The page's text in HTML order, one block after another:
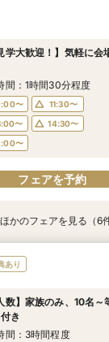
イ＆沖縄 ウェディン
〜
フェアを予約
請求随時承り中！】
〜
フェアを予約
学大歓迎！】気軽に
〜
〜
14:30〜
〜
フェアを予約
ペル重視の方向け】
〜
〜
14:30〜
〜
フェアを予約
学大歓迎！】気軽に
間：1時間30分程度
〜
11:30〜
〜
14:30〜
〜
フェアを予約
あり
おススメ♪】来館特典
贈呈！
〜
〜
あり
0分】立地悩み解消《
》相談会♪
〜
〜
あり
学に】本番さながらの
見学
〜
〜
トPLAN】フォトウエ
〜
〜
ペル重視の方向け】緑
空間を体験＊
〜
〜
14:30〜
あり
積もり相談会】ご予算
の価格をご案内
〜
〜
かのフェアを見る（6件
あり
数】家族のみ、10名
き
間：3時間程度